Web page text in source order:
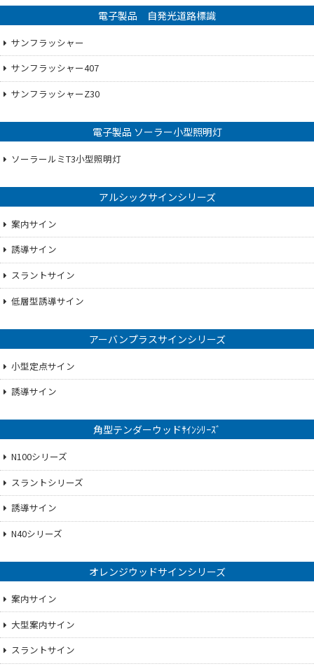
電子製品 自発光道路標識
サンフラッシャー
サンフラッシャー407
サンフラッシャーZ30
電子製品 ソーラー小型照明灯
ソーラールミT3小型照明灯
アルシックサインシリーズ
案内サイン
誘導サイン
スラントサイン
低層型誘導サイン
アーバンプラスサインシリーズ
小型定点サイン
誘導サイン
角型テンダーウッドｻｲﾝｼﾘｰｽﾞ
N100シリーズ
スラントシリーズ
誘導サイン
N40シリーズ
オレンジウッドサインシリーズ
案内サイン
大型案内サイン
スラントサイン